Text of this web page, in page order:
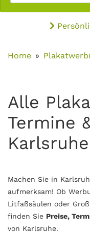
Home
Alle
Termine
Karlsruhe
Machen Sie in
aufmerksam! Ob
Litfaßsäulen oder
finden Sie Preise,
von Karlsruhe.